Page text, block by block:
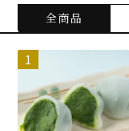
全商品